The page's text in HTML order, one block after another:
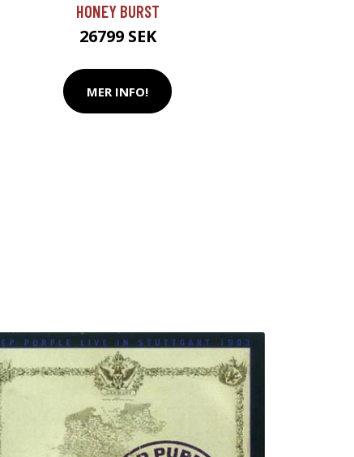
HONEY BURST
26799 SEK
MER INFO!